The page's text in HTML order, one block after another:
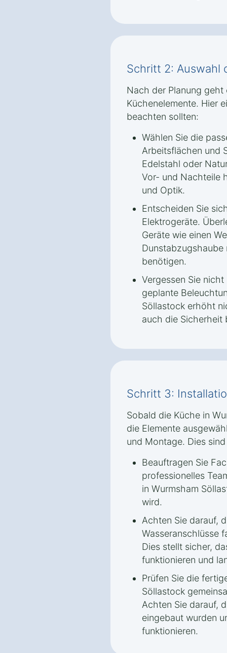
Schritt 2: Auswahl
Nach der Planung geht
Küchenelemente. Hier
beachten sollten:
Wählen Sie die
Arbeitsflächen und
Edelstahl oder
Vor- und Nachteile
und Optik.
Entscheiden Sie
Elektrogeräte.
Geräte wie einen
Dunstabzugshaube
benötigen.
Vergessen Sie
geplante
Söllastock erhöht
auch die Sicherheit
Schritt 3:
Sobald die Küche in
die Elemente
und Montage. Dies
Beauftragen Sie
professionelles
in Wurmsham
wird.
Achten Sie darauf,
Wasseranschlüsse
Dies stellt sicher,
funktionieren und
Prüfen Sie die
Söllastock
Achten Sie darauf,
eingebaut wurden
funktionieren.